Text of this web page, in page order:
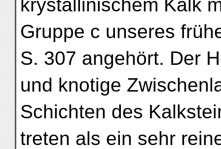
krystallinischem Kalk
Gruppe c unseres
S. 307 angehört. Der
und knotige
Schichten des
treten als ein sehr